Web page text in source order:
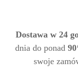
Dostawa w 24
dnia do ponad
swoje